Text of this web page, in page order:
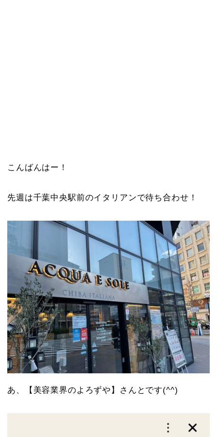
こんばんはー！
先週は千葉中央駅前のイタリアンで待ち合わせ！
あ、【美容業界のよろずや】さんとです(^^)